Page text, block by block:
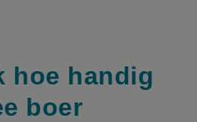
hoe handig
boer